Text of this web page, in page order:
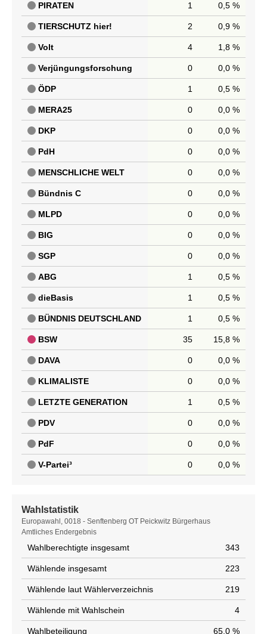
PIRATEN 1 0,5 %
TIERSCHUTZ hier! 2 0,9 %
Volt 4 1,8 %
Verjüngungsforschung 0 0,0 %
ÖDP 1 0,5 %
MERA25 0 0,0 %
DKP 0 0,0 %
PdH 0 0,0 %
MENSCHLICHE WELT 0 0,0 %
Bündnis C 0 0,0 %
MLPD 0 0,0 %
BIG 0 0,0 %
SGP 0 0,0 %
ABG 1 0,5 %
dieBasis 1 0,5 %
BÜNDNIS DEUTSCHLAND 1 0,5 %
BSW 35 15,8 %
DAVA 0 0,0 %
KLIMALISTE 0 0,0 %
LETZTE GENERATION 1 0,5 %
PDV 0 0,0 %
PdF 0 0,0 %
V-Partei³ 0 0,0 %
Wahlstatistik
Wahlstatistik
Europawahl, 0018 - Senftenberg OT Peickwitz Bürgerhaus
Amtliches Endergebnis
Wahlberechtigte insgesamt 343
Wählende insgesamt 223
Wählende laut Wählerverzeichnis 219
Wählende mit Wahlschein 4
Wahlbeteiligung 65,0 %